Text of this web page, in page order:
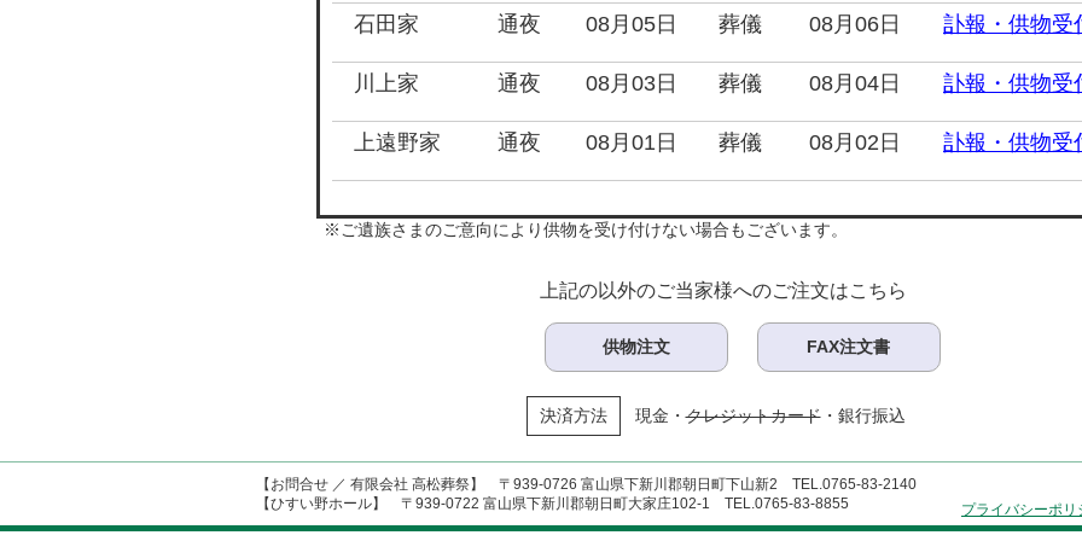
石田家 通夜 08月05日 葬儀 08月06日 訃報・供物受
川上家 通夜 08月03日 葬儀 08月04日 訃報・供物受
上遠野家 通夜 08月01日 葬儀 08月02日 訃報・供物受
※ご遺族さまのご意向により供物を受け付けない場合もございます。
上記の以外のご当家様へのご注文はこちら
供物注文 FAX注文書
決済方法 現金・クレジットカード・銀行振込
【お問合せ ／ 有限会社 高松葬祭】 〒939-0726 富山県下新川郡朝日町下山新2 TEL.0765-83-2140
【ひすい野ホール】 〒939-0722 富山県下新川郡朝日町大家庄102-1 TEL.0765-83-8855
プライバシーポリ